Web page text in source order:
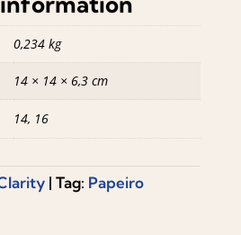
0,234 kg
14 × 14 × 6,3 cm
14, 16
Tag: Papeiro